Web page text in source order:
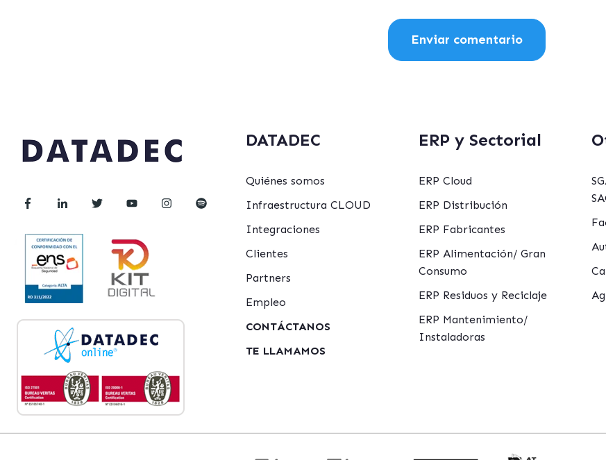
DATADEC
Quiénes somos
Infraestructura CLOUD
Integraciones
Clientes
Partners
Empleo
CONTÁCTANOS
TE LLAMAMOS
ERP y Sectorial
ERP Cloud
ERP Distribución
ERP Fabricantes
ERP Alimentación/ Gran
Consumo
ERP Residuos y Reciclaje
ERP Mantenimiento/
Instaladoras